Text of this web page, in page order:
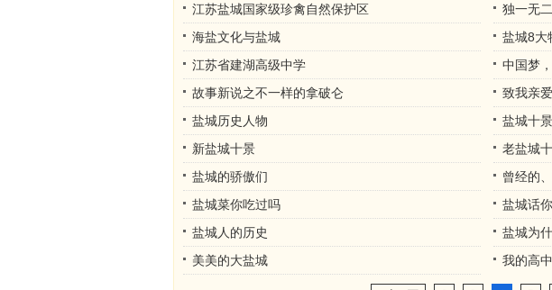
江苏盐城国家级珍禽自然保护区
独一无
海盐文化与盐城
盐城8大
江苏省建湖高级中学
中国梦
故事新说之不一样的拿破仑
致我亲
盐城历史人物
盐城十景
新盐城十景
老盐城
盐城的骄傲们
曾经的
盐城菜你吃过吗
盐城话
盐城人的历史
盐城为
美美的大盐城
我的高